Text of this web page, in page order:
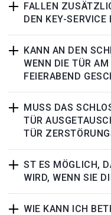
FALLEN
DEN KEY-SERVICE
KANN AN DEN
WENN DIE TÜR
FEIERABEND
MUSS DAS
TÜR
TÜR
ST ES MÖGLICH,
WIRD, WENN SIE
WIE KANN ICH